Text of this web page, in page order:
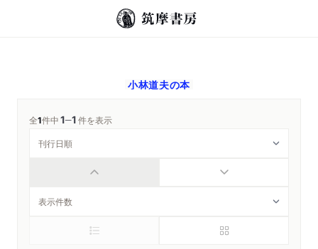
小林道夫の本
全1件中1─1件を表示